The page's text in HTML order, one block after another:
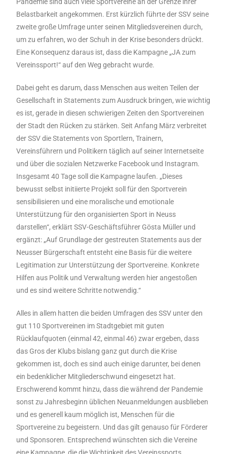
Belastbarkeit angekommen. Erst kürzlich führte der SSV seine
zweite große Umfrage unter seinen Mitgliedsvereinen durch,
um zu erfahren, wo der Schuh in der Krise besonders drückt.
Eine Konsequenz daraus ist, dass die Kampagne „JA zum
Vereinssport!“ auf den Weg gebracht wurde.
Dabei geht es darum, dass Menschen aus weiten Teilen der
Gesellschaft in Statements zum Ausdruck bringen, wie wichtig
es ist, gerade in diesen schwierigen Zeiten den Sportvereinen
der Stadt den Rücken zu stärken. Seit Anfang März verbreitet
der SSV die Statements von Sportlern, Trainern,
Vereinsführern und Politikern täglich auf seiner Internetseite
und über die sozialen Netzwerke Facebook und Instagram.
Insgesamt 40 Tage soll die Kampagne laufen. „Dieses
bewusst selbst initiierte Projekt soll für den Sportverein
sensibilisieren und eine moralische und emotionale
Unterstützung für den organisierten Sport in Neuss
darstellen“, erklärt SSV-Geschäftsführer Gösta Müller und
ergänzt: „Auf Grundlage der gestreuten Statements aus der
Neusser Bürgerschaft entsteht eine Basis für die weitere
Legitimation zur Unterstützung der Sportvereine. Konkrete
Hilfen aus Politik und Verwaltung werden hier angestoßen
und es sind weitere Schritte notwendig.“
Alles in allem hatten die beiden Umfragen des SSV unter den
gut 110 Sportvereinen im Stadtgebiet mit guten
Rücklaufquoten (einmal 42, einmal 46) zwar ergeben, dass
das Gros der Klubs bislang ganz gut durch die Krise
gekommen ist, doch es sind auch einige darunter, bei denen
ein bedenklicher Mitgliederschwund eingesetzt hat.
Erschwerend kommt hinzu, dass die während der Pandemie
sonst zu Jahresbeginn üblichen Neuanmeldungen ausblieben
und es generell kaum möglich ist, Menschen für die
Sportvereine zu begeistern. Und das gilt genauso für Förderer
und Sponsoren. Entsprechend wünschten sich die Vereine
eine Kampagne, die die Wichtigkeit des Vereinssports